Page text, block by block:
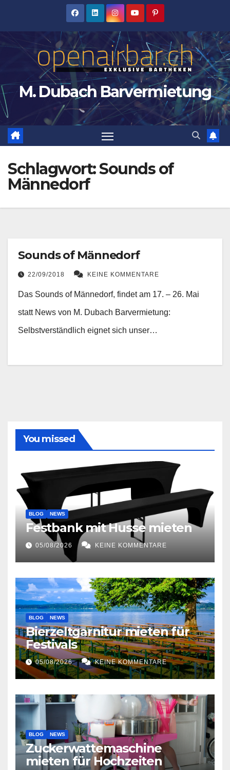
M. Dubach Barvermietung
Schlagwort:Sounds of
Männedorf
Sounds of Männedorf
22/09/2018 KEINE KOMMENTARE
Das Sounds of Männedorf, findet am 17. – 26. Mai
statt News von M. Dubach Barvermietung:
Selbstverständlich eignet sich unser…
You missed
BLOG NEWS
Festbank mit Husse mieten
05/08/2026 KEINE KOMMENTARE
BLOG NEWS
Bierzeltgarnitur mieten für
Festivals
05/08/2026 KEINE KOMMENTARE
BLOG NEWS
Zuckerwattemaschine
mieten für Hochzeiten